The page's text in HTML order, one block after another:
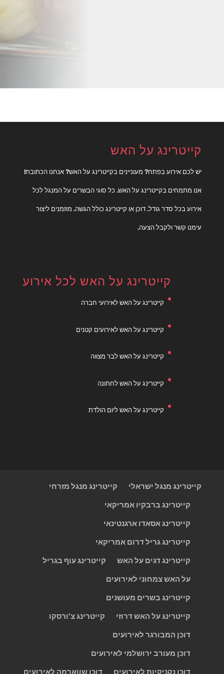
קייטרינג על האש
יש לכם אירוע בפתח? מעוניינים בקייטרינג על האש? אנחנו הכתובת!
אנו מתמחים בקייטרינג על האש. כל סוגי הבשרים על המנגל לכל
אירוע בכל סדר גודל. דוכן או קייטרינג כולל הגשה. מוזמנים ליצור
עימנו קשר ולקבל הצעה.
קייטרינג על האש לכל אירוע
קייטרינג על האש לאירועי חברה
קייטרינג על האש לאירועים קטנים
קייטרינג על האש לבר מצווה
קייטרינג על האש לחתונה
קייטרינג על האש ליום הולדת
קייטרינג מנגל ישראלי קייטרינג מנגל מזרחי
קייטרינג ברבקיו אמריקאי
קייטרינג אסאדו ארגנטינאי
קייטרינג גריל דרום אמריקאי
קייטרינג דגים על האש קייטרינג עוף בגריל
על האש צמחוני לאירועים
קייטרינג בשרים מעושנים
קייטרינג על האש דרוזי קייטרינג צ'ורסקו
דוכן המבורגר לאירועים
דוכן מעורב ירושלמי לאירועים
דוכן נקניקיות לאירועים דוכן שווארמה לאירועים